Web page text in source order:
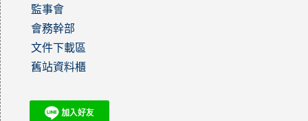
監事會
會務幹部
文件下載區
舊站資料櫃